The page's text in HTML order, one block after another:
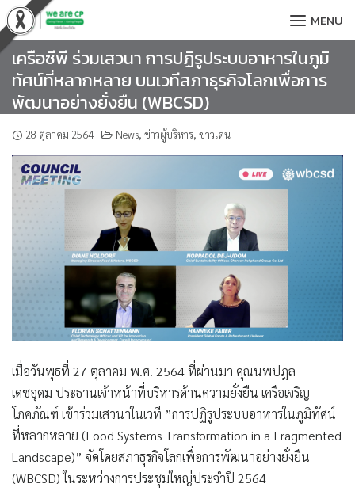
Skip
to
content
MENU
เครือซีพี ร่วมเสวนา การปฏิรูประบบอาหารในภูมิ
ทัศน์ที่หลากหลาย บนเวทีสภาธุรกิจโลกเพื่อการ
พัฒนาอย่างยั่งยืน (WBCSD)
28 ตุลาคม 2564 News, ข่าวผู้บริหาร, ข่าวเด่น
เมื่อวันพุธที่ 27 ตุลาคม พ.ศ. 2564 ที่ผ่านมา คุณนพปฎล
เดชอุดม ประธานเจ้าหน้าที่บริหารด้านความยั่งยืน เครือเจริญ
โภคภัณฑ์ เข้าร่วมเสวนาในเวที ”การปฏิรูประบบอาหารในภูมิทัศน์
ที่หลากหลาย (Food Systems Transformation in a Fragmented
Landscape)” จัดโดยสภาธุรกิจโลกเพื่อการพัฒนาอย่างยั่งยืน
(WBCSD) ในระหว่างการประชุมใหญ่ประจำปี 2564